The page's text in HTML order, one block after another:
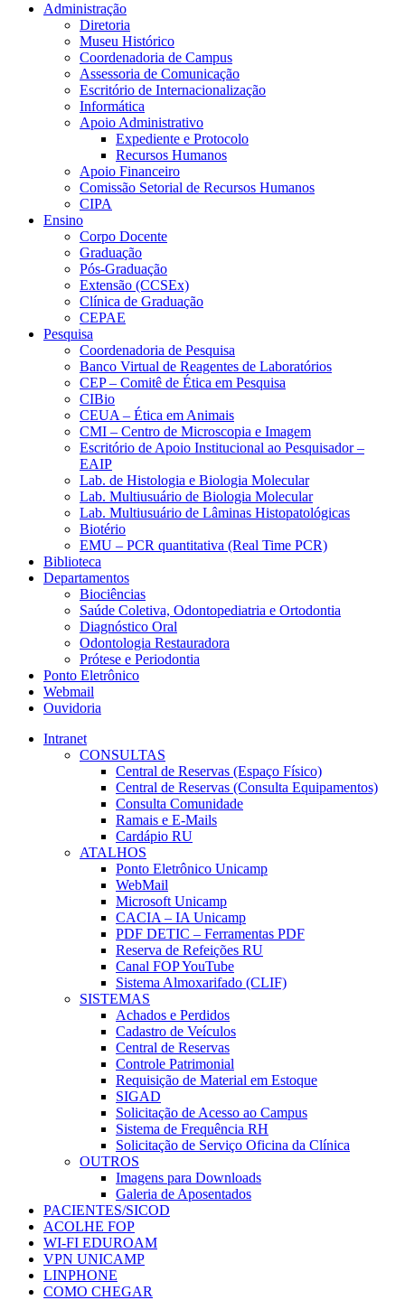
Administração
Diretoria
Museu Histórico
Coordenadoria de Campus
Assessoria de Comunicação
Escritório de Internacionalização
Informática
Apoio Administrativo
Expediente e Protocolo
Recursos Humanos
Apoio Financeiro
Comissão Setorial de Recursos Humanos
CIPA
Ensino
Corpo Docente
Graduação
Pós-Graduação
Extensão (CCSEx)
Clínica de Graduação
CEPAE
Pesquisa
Coordenadoria de Pesquisa
Banco Virtual de Reagentes de Laboratórios
CEP – Comitê de Ética em Pesquisa
CIBio
CEUA – Ética em Animais
CMI – Centro de Microscopia e Imagem
Escritório de Apoio Institucional ao Pesquisador –
EAIP
Lab. de Histologia e Biologia Molecular
Lab. Multiusuário de Biologia Molecular
Lab. Multiusuário de Lâminas Histopatológicas
Biotério
EMU – PCR quantitativa (Real Time PCR)
Biblioteca
Departamentos
Biociências
Saúde Coletiva, Odontopediatria e Ortodontia
Diagnóstico Oral
Odontologia Restauradora
Prótese e Periodontia
Ponto Eletrônico
Webmail
Ouvidoria
Intranet
CONSULTAS
Central de Reservas (Espaço Físico)
Central de Reservas (Consulta Equipamentos)
Consulta Comunidade
Ramais e E-Mails
Cardápio RU
ATALHOS
Ponto Eletrônico Unicamp
WebMail
Microsoft Unicamp
CACIA – IA Unicamp
PDF DETIC – Ferramentas PDF
Reserva de Refeições RU
Canal FOP YouTube
Sistema Almoxarifado (CLIF)
SISTEMAS
Achados e Perdidos
Cadastro de Veículos
Central de Reservas
Controle Patrimonial
Requisição de Material em Estoque
SIGAD
Solicitação de Acesso ao Campus
Sistema de Frequência RH
Solicitação de Serviço Oficina da Clínica
OUTROS
Imagens para Downloads
Galeria de Aposentados
PACIENTES/SICOD
ACOLHE FOP
WI-FI EDUROAM
VPN UNICAMP
LINPHONE
COMO CHEGAR